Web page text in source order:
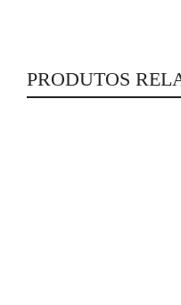
PRODUTOS